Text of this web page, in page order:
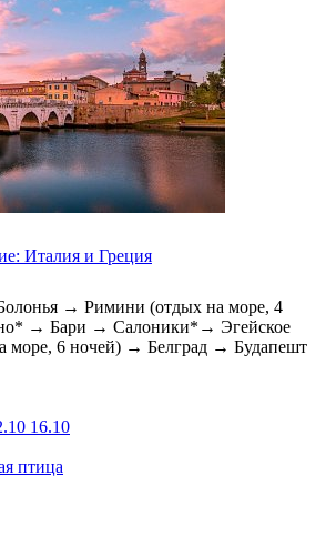
Италия и Греция
→ Римини (отдых на море, 4
→ Бари → Салоники*→ Эгейское
море, 6 ночей) → Белград → Будапешт
16.10
птица